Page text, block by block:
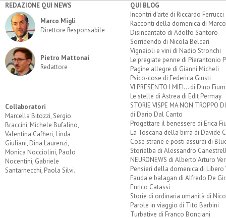
REDAZIONE QUI NEWS
Marco Migli
Direttore Responsabile
Pietro Mattonai
Redattore
Collaboratori
Marcella Bitozzi, Sergio
Braccini, Michele Bufalino,
Valentina Caffieri, Linda
Giuliani, Dina Laurenzi,
Monica Nocciolini, Paolo
Nocentini, Gabriele
Santarnecchi, Paola Silvi.
QUI BLOG
Incontri d'arte di Riccardo Ferrucci
Racconti della domenica di
Disincantato di Adolfo Santoro
Sorridendo di Nicola Belcari
Vignaioli e vini di Nadio Stronchi
Le pregiate penne di Pierantonio
Pagine allegre di Gianni Micheli
Psico-cose di Federica Giusti
VI PRESENTO I MIEI... di Dino
Le stelle di Astrea di Edit Permay
STORIE VISPE MA NON TROPPO
di Dario Dal Canto
Progettare il benessere di Erica
La Toscana della birra di Davide
Cose strane e posti assurdi di
Storielba di Alessandro
NEURONEWS di Alberto Arturo
Pensieri della domenica di Libero
Fauda e balagan di Alfredo De
Enrico Catassi
Storie di ordinaria umanità di
Parole in viaggio di Tito Barbini
Turbative di Franco Bonciani